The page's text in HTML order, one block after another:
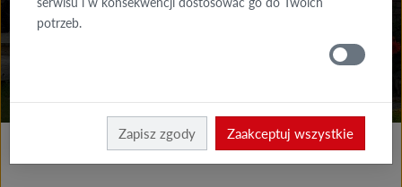
GDZIE
potrzeb.
Zapisz zgody Zaakceptuj wszystkie